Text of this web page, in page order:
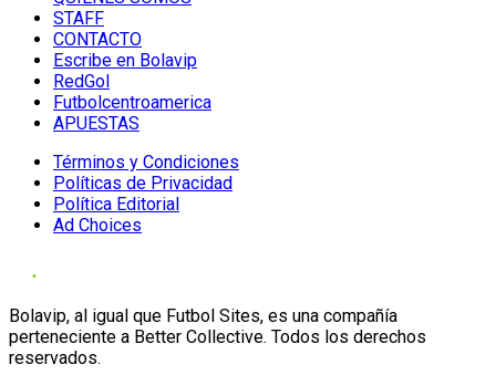
STAFF
CONTACTO
Escribe en Bolavip
RedGol
Futbolcentroamerica
APUESTAS
Términos y Condiciones
Políticas de Privacidad
Política Editorial
Ad Choices
Bolavip, al igual que Futbol Sites, es una compañía
perteneciente a Better Collective. Todos los derechos
reservados.